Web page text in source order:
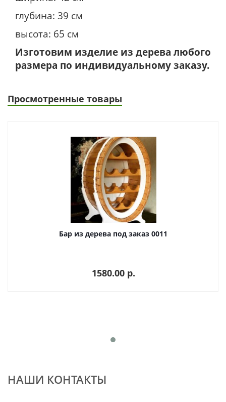
глубина: 39 см
высота: 65 см
Изготовим изделие из дерева любого
размера по индивидуальному заказу.
Просмотренные товары
Бар из дерева под заказ 0011
1580.00 p.
НАШИ КОНТАКТЫ